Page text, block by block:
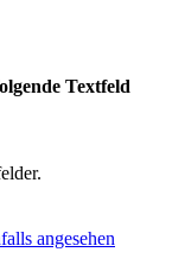
Textfeld
angesehen